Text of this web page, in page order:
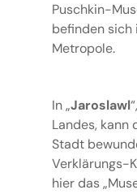
Puschkin-
befinden sich
Metropole.
In „Jaroslawl
Landes, kann
Stadt
Verklärungs-
hier das